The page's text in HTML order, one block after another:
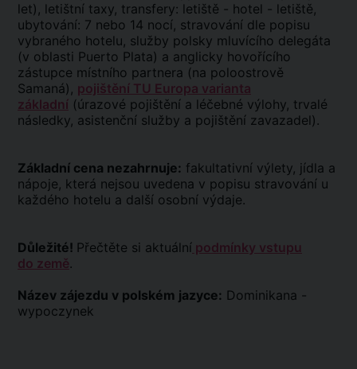
let), letištní taxy, transfery: letiště - hotel - letiště,
ubytování: 7 nebo 14 nocí, stravování dle popisu
vybraného hotelu, služby polsky mluvícího delegáta
(v oblasti Puerto Plata) a anglicky hovořícího
zástupce místního partnera (na poloostrově
Samaná), pojištění TU Europa varianta
základní (úrazové pojištění a léčebné výlohy, trvalé
následky, asistenční služby a pojištění zavazadel).
Základní cena nezahrnuje: fakultativní výlety, jídla a
nápoje, která nejsou uvedena v popisu stravování u
každého hotelu a další osobní výdaje.
Důležité! Přečtěte si aktuální podmínky vstupu
do země.
Název zájezdu v polském jazyce: Dominikana -
wypoczynek